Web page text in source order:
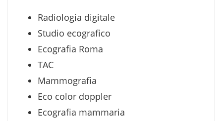
Radiologia digitale
Studio ecografico
Ecografia Roma
TAC
Mammografia
Eco color doppler
Ecografia mammaria